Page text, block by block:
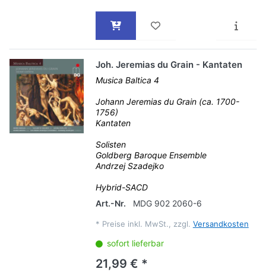
Joh. Jeremias du Grain - Kantaten
Musica Baltica 4
Johann Jeremias du Grain (ca. 1700-
1756)
Kantaten
Solisten
Goldberg Baroque Ensemble
Andrzej Szadejko
Hybrid-SACD
Art.-Nr.
MDG 902 2060-6
* Preise inkl. MwSt., zzgl. Versandkosten
sofort lieferbar
21,99 € *